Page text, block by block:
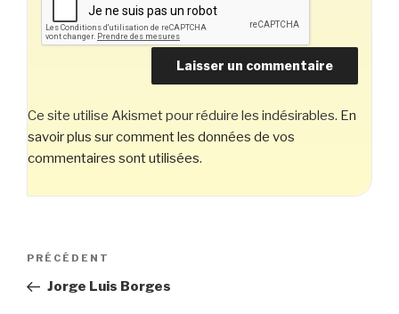
Ce site utilise Akismet pour réduire les indésirables. En
savoir plus sur comment les données de vos
commentaires sont utilisées.
Navigation
l’article
Article
précédent
PRÉCÉDENT
Jorge Luis Borges